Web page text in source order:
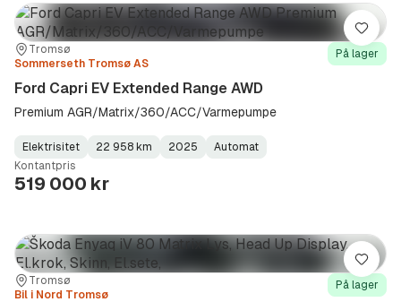
Sted:Tromsø
Forhandler:
Sommerseth Tromsø AS
På lager
Ford Capri EV Extended Range AWD
Premium AGR/Matrix/360/ACC/Varmepumpe
Fuel
Type:
Elektrisitet
Kilometerstand:
22 958 km
Model
Year:
2025
Gearbox
Type:
Automat
Kontantpris
519 000 kr
Lagre
Sted:Tromsø
Forhandler:
Bil i Nord Tromsø
På lager
Lagre